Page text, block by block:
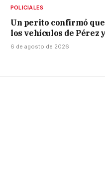
POLICIALES
Un perito confirmó
los vehículos de Pérez
6 de agosto de 2026